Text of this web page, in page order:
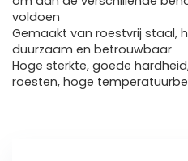
voldoen
Gemaakt van roestvrij staal,
duurzaam en betrouwbaar
Hoge sterkte, goede
roesten, hoge